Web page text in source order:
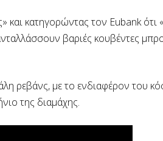
κατηγορώντας τον Eubank ότι
βαριές κουβέντες
ρεβάνς, με το ενδιαφέρον του
της διαμάχης.